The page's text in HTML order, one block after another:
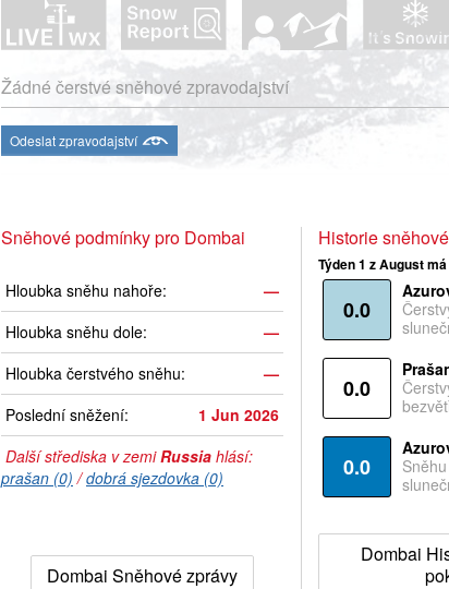
Žádné čerstvé sněhové zpravodajství
Odeslat zpravodajství
Sněhové podmínky pro Dombai
Hloubka sněhu nahoře:
—
Hloubka sněhu dole:
—
Hloubka čerstvého sněhu:
—
Poslední sněžení:
1 Jun 2026
Další střediska v zemiRussia hlásí:
prašan (0) /dobrá sjezdovka (0)
Dombai Sněhové zprávy
Historie
Týden 1 z August
0.0
0.0
0.0
Dombai